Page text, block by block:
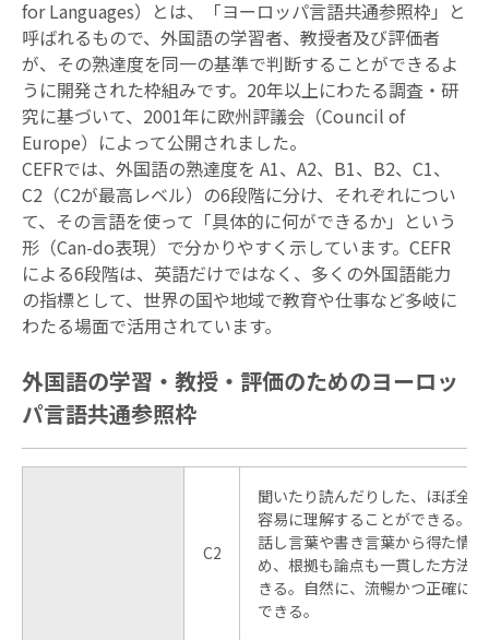
for Languages）とは、「ヨーロッパ言語共通参照枠」と
呼ばれるもので、外国語の学習者、教授者及び評価者
が、その熟達度を同一の基準で判断することができるよ
うに開発された枠組みです。20年以上にわたる調査・研
究に基づいて、2001年に欧州評議会（Council of
Europe）によって公開されました。
CEFRでは、外国語の熟達度を A1、A2、B1、B2、C1、
C2（C2が最高レベル）の6段階に分け、それぞれについ
て、その言語を使って「具体的に何ができるか」という
形（Can-do表現）で分かりやすく示しています。CEFR
による6段階は、英語だけではなく、多くの外国語能力
の指標として、世界の国や地域で教育や仕事など多岐に
わたる場面で活用されています。
外国語の学習・教授・評価のためのヨーロッ
パ言語共通参照枠
C2
聞いたり読んだりした、ほぼ全
容易に理解することができる。
話し言葉や書き言葉から得た情
め、根拠も論点も一貫した方法
きる。自然に、流暢かつ正確に
できる。